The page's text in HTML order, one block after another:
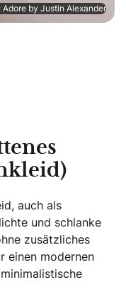
Adore by Justin Alexander
auch als
und schlanke
zusätzliches
einen modernen